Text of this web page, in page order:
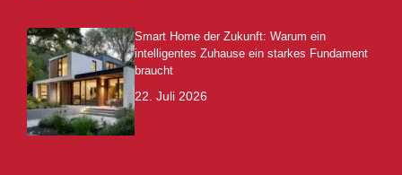
Smart Home der Zukunft: Warum ein
intelligentes Zuhause ein starkes Fundament
braucht
22. Juli 2026